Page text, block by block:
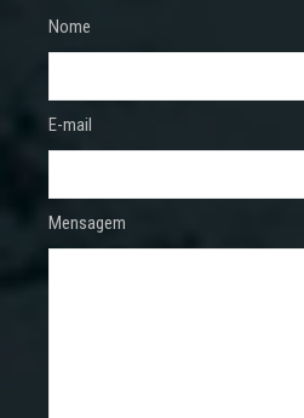
Nome
E-mail
Mensagem